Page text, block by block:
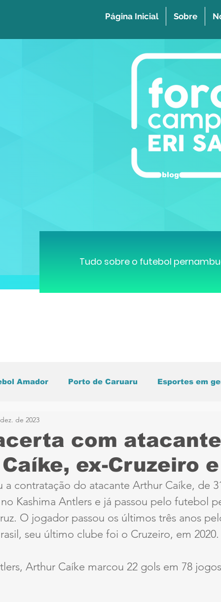
Página Inicial Sobre
blog
Tudo sobre o futebol
Amador Porto de Caruaru Esportes em
do Mundo
Sport Série B ciclismo parapan
Cruz Série A3 futebol do interior PE
Jogos Escolares Retrô CBF
com atacante
ex-Cruzeiro
de 2023
a contratação do atacante Arthur Caíke, de
Kashima Antlers e já passou pelo futebol
O jogador passou os últimos três anos
seu último clube foi o Cruzeiro, em 2020.
Arthur Caíke marcou 22 gols em 78